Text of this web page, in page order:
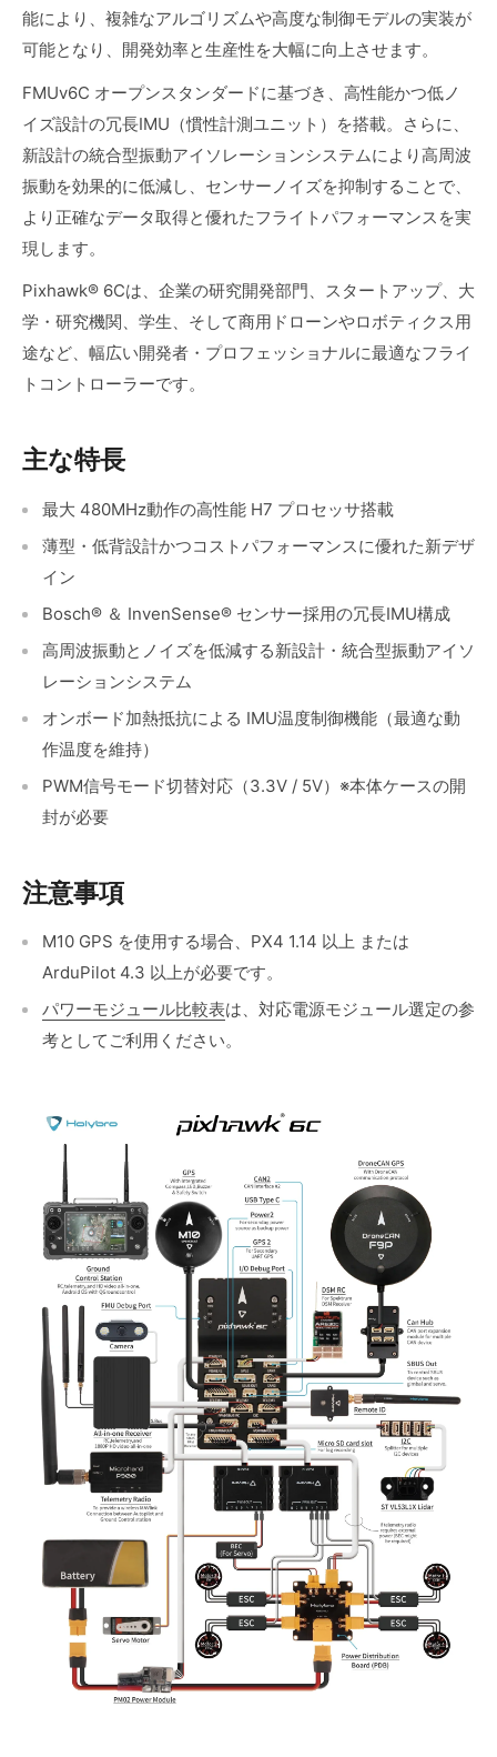
能により、複雑なアルゴリズムや高度な制御モデルの実装が
可能となり、開発効率と生産性を大幅に向上させます。
FMUv6C オープンスタンダードに基づき、高性能かつ低ノ
イズ設計の冗長IMU（慣性計測ユニット）を搭載。さらに、
新設計の統合型振動アイソレーションシステムにより高周波
振動を効果的に低減し、センサーノイズを抑制することで、
より正確なデータ取得と優れたフライトパフォーマンスを実
現します。
Pixhawk® 6Cは、企業の研究開発部門、スタートアップ、大
学・研究機関、学生、そして商用ドローンやロボティクス用
途など、幅広い開発者・プロフェッショナルに最適なフライ
トコントローラーです。
主な特長
最大 480MHz動作の高性能 H7 プロセッサ搭載
薄型・低背設計かつコストパフォーマンスに優れた新デザ
イン
Bosch® ＆ InvenSense® センサー採用の冗長IMU構成
高周波振動とノイズを低減する新設計・統合型振動アイソ
レーションシステム
オンボード加熱抵抗による IMU温度制御機能（最適な動
作温度を維持）
PWM信号モード切替対応（3.3V / 5V）※本体ケースの開
封が必要
注意事項
M10 GPS を使用する場合、PX4 1.14 以上 または
ArduPilot 4.3 以上が必要です。
パワーモジュール比較表は、対応電源モジュール選定の参
考としてご利用ください。